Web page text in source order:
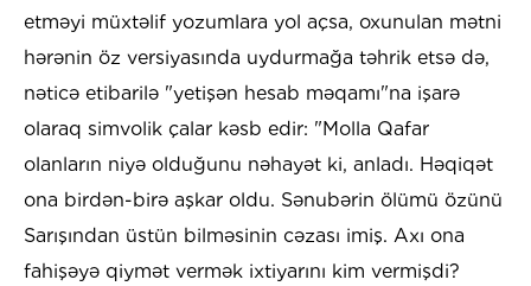
etməyi müxtəlif yozumlara yol açsa, oxunulan mətni
hərənin öz versiyasında uydurmağa təhrik etsə də,
nəticə etibarilə "yetişən hesab məqamı"na işarə
olaraq simvolik çalar kəsb edir: "Molla Qafar
olanların niyə olduğunu nəhayət ki, anladı. Həqiqət
ona birdən-birə aşkar oldu. Sənubərin ölümü özünü
Sarışından üstün bilməsinin cəzası imiş. Axı ona
fahişəyə qiymət vermək ixtiyarını kim vermişdi?